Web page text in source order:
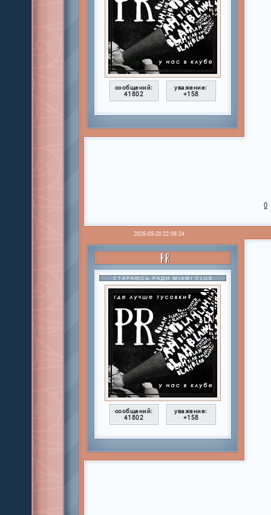
сообщений:
41802
уважение:
+158
0
2026-05-20 22:06:24
PR
СТАРАЮСЬ РАДИ MIAMI CLUB
сообщений:
41802
уважение:
+158